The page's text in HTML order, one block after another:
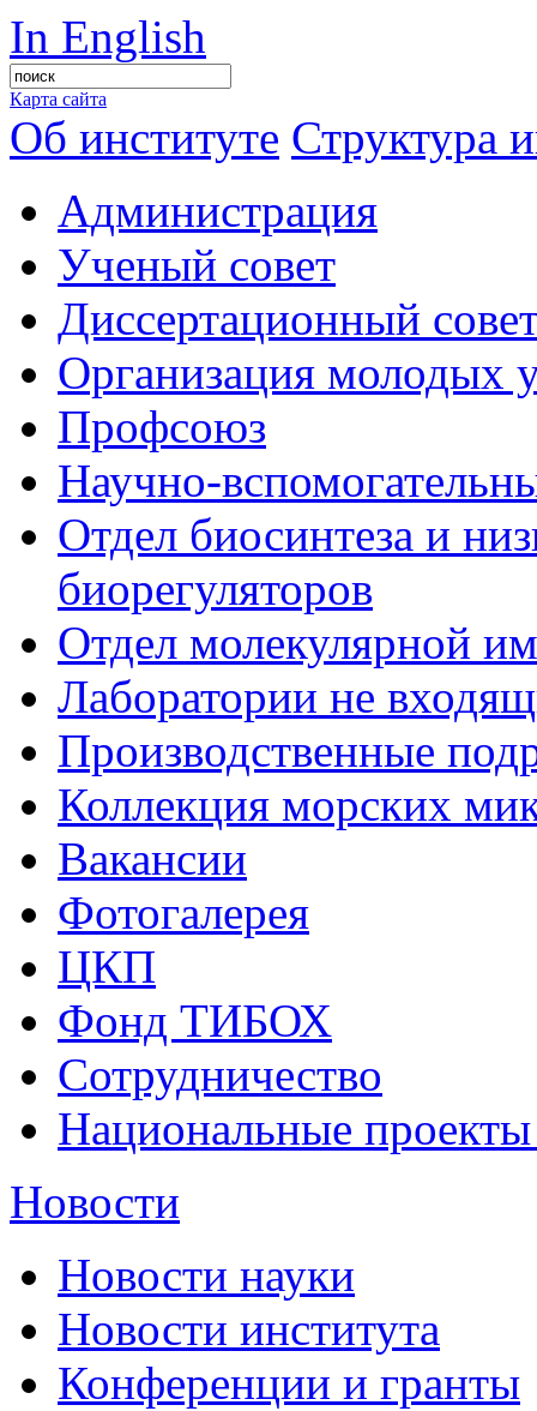
In English
Карта сайта
Об институте Структура
Администрация
Ученый совет
Диссертационный
Организация молодых
Профсоюз
Научно-
Отдел биосинтеза и
биорегуляторов
Отдел молекулярной
Лаборатории не
Производственные
Коллекция морских
Вакансии
Фотогалерея
ЦКП
Фонд ТИБОХ
Сотрудничество
Национальные
Новости
Новости науки
Новости института
Конференции и гранты